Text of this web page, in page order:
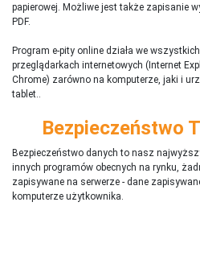
papierowej. Możliwe jest także zapisanie
PDF.
Program e-pity online działa we
przeglądarkach internetowych (Internet
Chrome) zarówno na komputerze, jaki i
tablet..
Bezpieczeństwo
Bezpieczeństwo danych to nasz
innych programów obecnych na rynku, ż
zapisywane na serwerze - dane
komputerze użytkownika.